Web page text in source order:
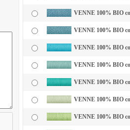
VENNE 100% BIO
VENNE 100% BIO
VENNE 100% BIO
VENNE 100% BIO
VENNE 100% BIO
VENNE 100% BIO
VENNE 100% BIO